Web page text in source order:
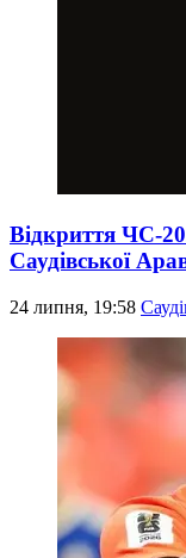
Відкриття ЧС-
Саудівської
24 липня, 19:58